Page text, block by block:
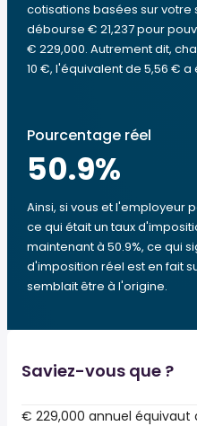
cotisations basées sur votre
débourse € 21,237 pour
€ 229,000. Autrement dit,
10 €, l'équivalent de 5,56 €
Pourcentage réel
50.9%
Ainsi, si vous et l'employeur
ce qui était un taux
maintenant à 50.9%, ce qui
d'imposition réel est en fait
semblait être à l'origine.
Saviez-vous que ?
€ 229,000 annuel équivaut